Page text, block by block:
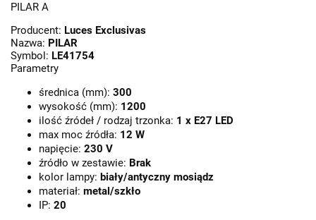
PILAR A
Producent: Luces Exclusivas
Nazwa: PILAR
Symbol: LE41754
Parametry
średnica (mm): 300
wysokość (mm): 1200
ilość źródeł / rodzaj trzonka: 1 x E27 LED
max moc źródła: 12 W
napięcie: 230 V
źródło w zestawie: Brak
kolor lampy: biały/antyczny mosiądz
materiał: metal/szkło
IP: 20